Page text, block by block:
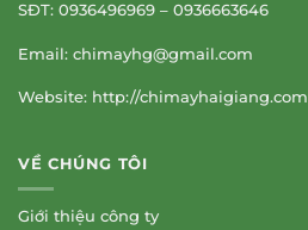
SĐT: 0936496969 – 0936663646
Email: chimayhg@gmail.com
Website: http://chimayhaigiang.com
VỀ CHÚNG TÔI
Giới thiệu công ty